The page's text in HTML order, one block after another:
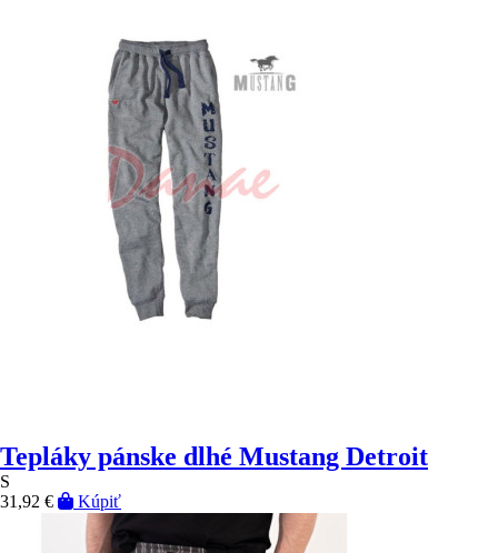
Tepláky pánske dlhé Mustang Detroit
S
31,92 €
Kúpiť